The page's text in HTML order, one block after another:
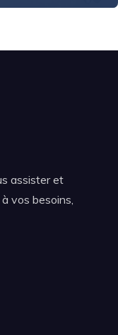
assister et
vos besoins,